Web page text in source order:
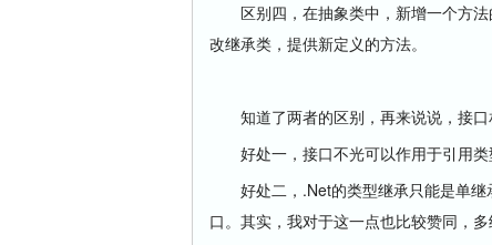
区别四，在抽象类中，新增一个方法
改继承类，提供新定义的方法。
知道了两者的区别，再来说说，接口
好处一，接口不光可以作用于引用类
好处二，.Net的类型继承只能是单继
口。其实，我对于这一点也比较赞同，多